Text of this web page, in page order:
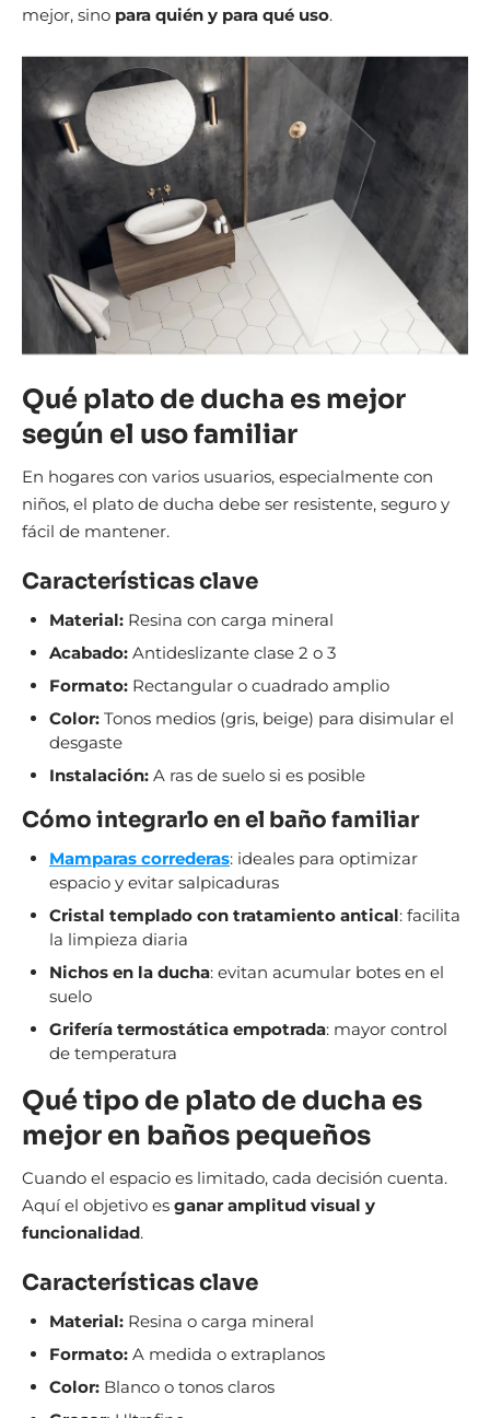
mejor, sino para quién y para qué uso.
Qué plato de ducha es mejor
según el uso familiar
En hogares con varios usuarios, especialmente con
niños, el plato de ducha debe ser resistente, seguro y
fácil de mantener.
Características clave
Material: Resina con carga mineral
Acabado: Antideslizante clase 2 o 3
Formato: Rectangular o cuadrado amplio
Color: Tonos medios (gris, beige) para disimular el
desgaste
Instalación: A ras de suelo si es posible
Cómo integrarlo en el baño familiar
Mamparas correderas: ideales para optimizar
espacio y evitar salpicaduras
Cristal templado con tratamiento antical: facilita
la limpieza diaria
Nichos en la ducha: evitan acumular botes en el
suelo
Grifería termostática empotrada: mayor control
de temperatura
Qué tipo de plato de ducha es
mejor en baños pequeños
Cuando el espacio es limitado, cada decisión cuenta.
Aquí el objetivo es ganar amplitud visual y
funcionalidad.
Características clave
Material: Resina o carga mineral
Formato: A medida o extraplanos
Color: Blanco o tonos claros